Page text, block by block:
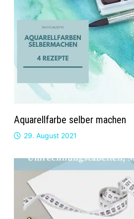
Aquarellfarbe selber machen
29. August 2021